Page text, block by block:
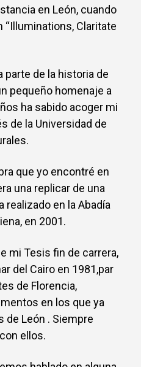
en León, cuando
“Illuminations, Claritate
parte de la historia de
pequeño homenaje a
ha sabido acoger mi
de la Universidad de
que yo encontré en
una replicar de una
realizado en la Abadía
en 2001.
mi Tesis fin de carrera,
del Cairo en 1981,par
de Florencia,
en los que ya
de León . Siempre
ellos.